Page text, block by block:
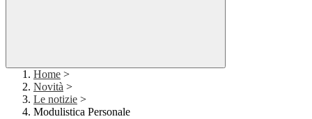
Home >
Novità >
Le notizie >
Modulistica Personale